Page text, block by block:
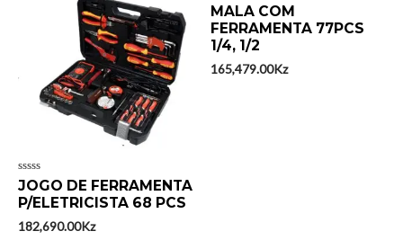
Avaliação
0
de
JOGO DE FERRAMENTA
P/ELETRICISTA 68 PCS
182,690.00Kz
Avaliação
0
de
5
MALA COM
FERRAMENTA 77PCS
1/4, 1/2
165,479.00Kz